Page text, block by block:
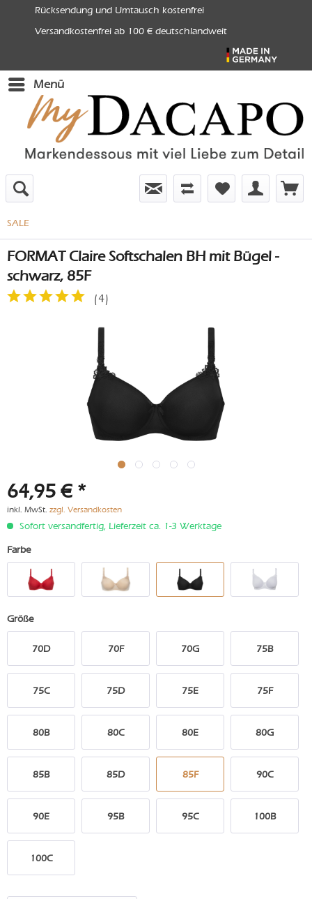
Rücksendung und Umtausch kostenfrei
Versandkostenfrei ab 100 € deutschlandweit
Menü
SALE
FORMAT Claire Softschalen BH mit Bügel -
schwarz, 85F
(4)
64,95 € *
inkl. MwSt. zzgl. Versandkosten
Sofort versandfertig, Lieferzeit ca. 1-3 Werktage
Farbe
Größe
70D 70F 70G 75B
75C 75D 75E 75F
80B 80C 80E 80G
85B 85D 85F 90C
90E 95B 95C 100B
100C